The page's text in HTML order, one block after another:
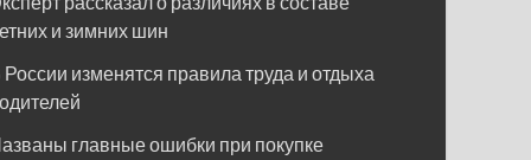
и зимних шин
России изменятся правила труда и отдыха
главные ошибки при покупке